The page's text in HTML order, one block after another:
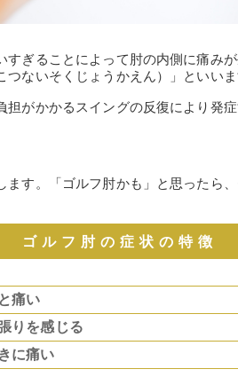
すぎることによって肘の内側に痛み
つないそくじょうかえん）」といい
担がかかるスイングの反復により発
ます。「ゴルフ肘かも」と思ったら
ゴルフ肘の症状の特徴
痛い
りを感じる
に痛い